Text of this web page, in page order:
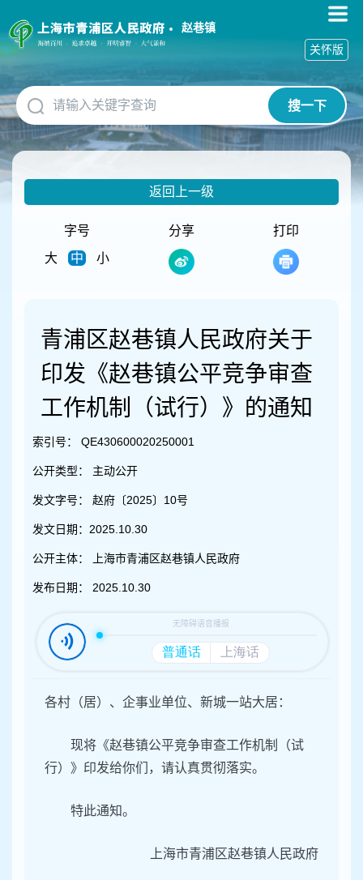
障
碍
作
说
明
跳
到
网
赵巷镇
搜一下
关怀版
返回上一级
字号
大
中 小
分享 打印
青浦区赵巷镇人民政府关于
印发《赵巷镇公平竞争审查
工作机制（试行）》的通知
索引号： QE430600020250001
公开类型： 主动公开
发文字号： 赵府〔2025〕10号
发文日期： 2025.10.30
公开主体： 上海市青浦区赵巷镇人民政府
发布日期： 2025.10.30
各村（居）、企事业单位、新城一站大居：
现将《赵巷镇公平竞争审查工作机制（试
行）》印发给你们，请认真贯彻落实。
特此通知。
上海市青浦区赵巷镇人民政府